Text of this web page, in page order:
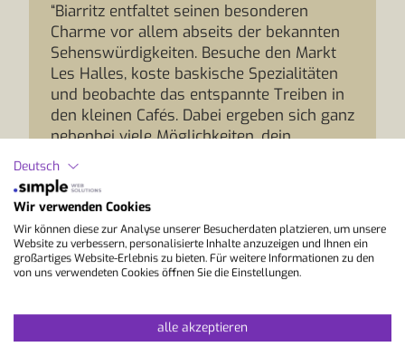
“Biarritz entfaltet seinen besonderen
Charme vor allem abseits der bekannten
Sehenswürdigkeiten. Besuche den Markt
Les Halles, koste baskische Spezialitäten
und beobachte das entspannte Treiben in
den kleinen Cafés. Dabei ergeben sich ganz
nebenbei viele Möglichkeiten, dein
Französisch im Alltag zu sprechen und
gleichzeitig die einzigartige Mischung aus
französischer Lebensart und baskischer
Kultur kennenzulernen.”
Deutsch
Wir verwenden Cookies
Wir können diese zur Analyse unserer Besucherdaten platzieren, um unsere
Website zu verbessern, personalisierte Inhalte anzuzeigen und Ihnen ein
großartiges Website-Erlebnis zu bieten. Für weitere Informationen zu den
von uns verwendeten Cookies öffnen Sie die Einstellungen.
alle akzeptieren